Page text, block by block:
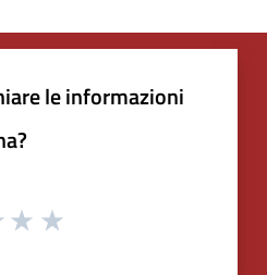
le informazioni